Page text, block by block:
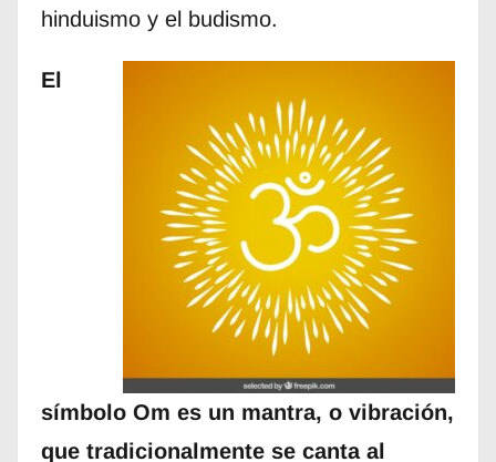
hinduismo y el budismo.
El
símbolo Om es un mantra, o vibración,
que tradicionalmente se canta al